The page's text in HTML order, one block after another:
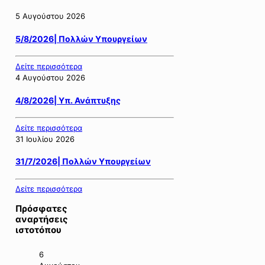
5 Αυγούστου 2026
5/8/2026| Πολλών Υπουργείων
Δείτε περισσότερα
4 Αυγούστου 2026
4/8/2026| Υπ. Ανάπτυξης
Δείτε περισσότερα
31 Ιουλίου 2026
31/7/2026| Πολλών Υπουργείων
Δείτε περισσότερα
Πρόσφατες
αναρτήσεις
ιστοτόπου
6